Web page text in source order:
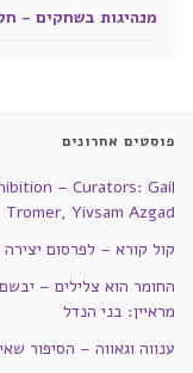
מנהיגות בשחקים -
פוסטים אחרונים
– Curators: Gail
Tromer, Yivsam Azgad
קול קורא – לפרסום
מראיין: בני הנדל
ענווה וגאווה – הסיפור